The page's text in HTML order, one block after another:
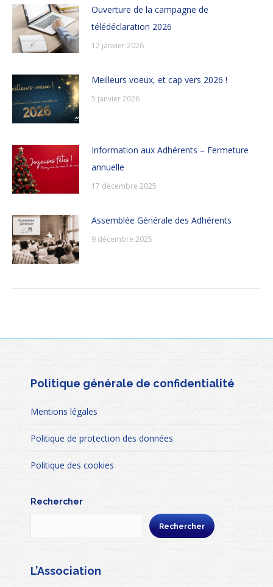
Ouverture de la campagne de
télédéclaration 2026
12 janvier 2026
Meilleurs voeux, et cap vers 2026 !
5 janvier 2026
Information aux Adhérents – Fermeture
annuelle
17 décembre 2025
Assemblée Générale des Adhérents
9 décembre 2025
Politique générale de confidentialité
Mentions légales
Politique de protection des données
Politique des cookies
Rechercher
Rechercher
L’Association